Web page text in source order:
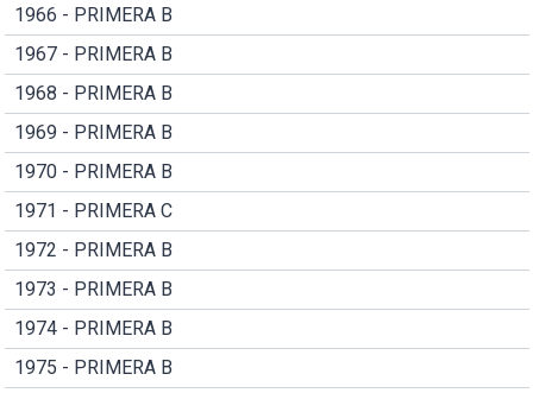
1966 - PRIMERA B
1967 - PRIMERA B
1968 - PRIMERA B
1969 - PRIMERA B
1970 - PRIMERA B
1971 - PRIMERA C
1972 - PRIMERA B
1973 - PRIMERA B
1974 - PRIMERA B
1975 - PRIMERA B